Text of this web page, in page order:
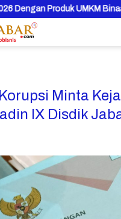
UMKM Binaan
Minta
IX Disdik